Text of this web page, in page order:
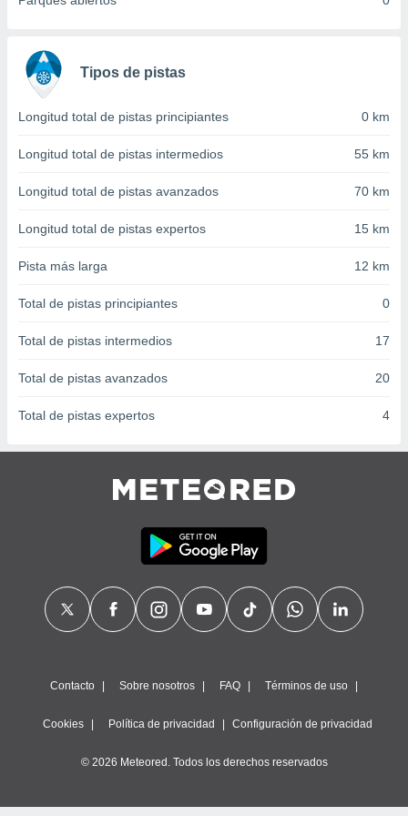
e
mediante
publicidad
1199
Tipos de pistas
Longitud total de pistas principiantes 0 km
Longitud total de pistas intermedios 55 km
Longitud total de pistas avanzados 70 km
Longitud total de pistas expertos 15 km
Pista más larga 12 km
Total de pistas principiantes 0
Total de pistas intermedios 17
Total de pistas avanzados 20
Total de pistas expertos 4
Contacto Sobre nosotros FAQ Términos de uso
Cookies Política de privacidad Configuración de privacidad
© 2026 Meteored. Todos los derechos reservados